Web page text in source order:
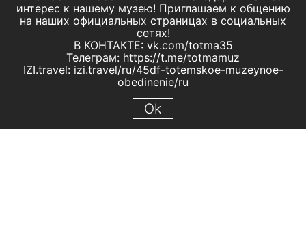
интерес к нашему музею! Приглашаем к общению
на наших официальных страницах в социальных
сетях!
В КОНТАКТЕ: vk.com/totma35
Телеграм: https://t.me/totmamuz
IZI.travel: izi.travel/ru/45df-totemskoe-muzeynoe-
obedinenie/ru
Ok